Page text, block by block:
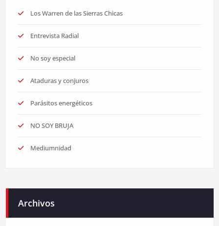
Los Warren de las Sierras Chicas
Entrevista Radial
No soy especial
Ataduras y conjuros
Parásitos energéticos
NO SOY BRUJA
Mediumnidad
Archivos